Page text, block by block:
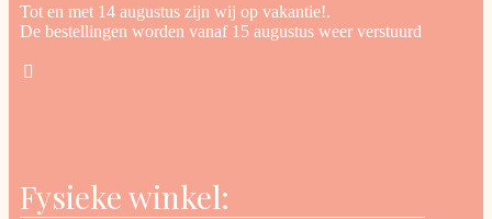
Tot en met 14 augustus zijn wij op vakantie!.
De bestellingen worden vanaf 15 augustus weer verstuurd
Fysieke winkel: